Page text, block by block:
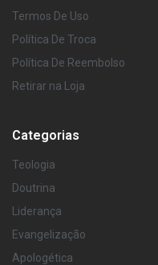
Termos De Uso
Política De Troca
Política De Reembolso
Retirar na Loja
Categorias
Teologia
Doutrina
Liderança
Evangelização
Apologética